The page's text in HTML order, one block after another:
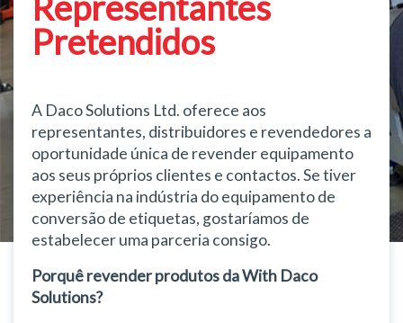
Pretendidos
A Daco Solutions Ltd. oferece aos
representantes, distribuidores e revendedores a
oportunidade única de revender equipamento
aos seus próprios clientes e contactos. Se tiver
experiência na indústria do equipamento de
conversão de etiquetas, gostaríamos de
estabelecer uma parceria consigo.
Porquê revender produtos da With Daco
Solutions?